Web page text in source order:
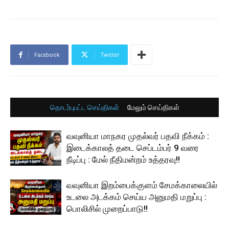
Facebook Twitter
தொடர்புபட்ட செய்திகள் மேலும் செய்திகள்
வவுனியா மாநகர முதல்வர் பதவி நீக்கம் :
இடைக்காலத் தடை செப்டம்பர் 9 வரை
நீடிப்பு : மேல் நீதிமன்றம் உத்தரவு!!
வவுனியா இறம்பைக்குளம் சேமக்காலையில்
உடலை அடக்கம் செய்ய அனுமதி மறுப்பு :
பொலிசில் முறைப்பாடு!!